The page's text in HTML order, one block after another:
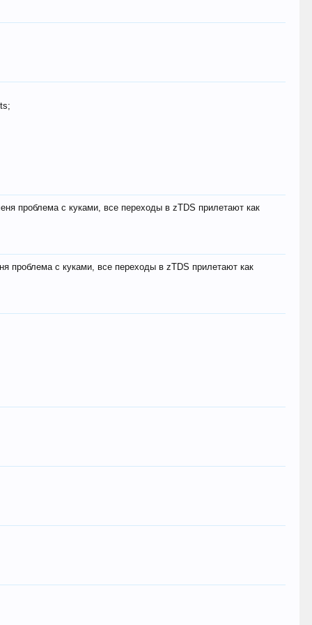
проблема с куками, все переходы в zTDS прилетают как
проблема с куками, все переходы в zTDS прилетают как